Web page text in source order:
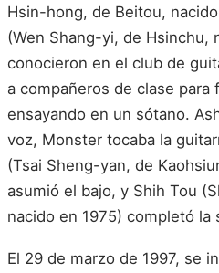
Hsin-hong, de Beitou,
(Wen Shang-yi, de Hsinchu,
conocieron en el club de
a compañeros de clase para
ensayando en un sótano.
voz, Monster tocaba la
(Tsai Sheng-yan, de
asumió el bajo, y Shih Tou
nacido en 1975) completó la
El 29 de marzo de 1997, se